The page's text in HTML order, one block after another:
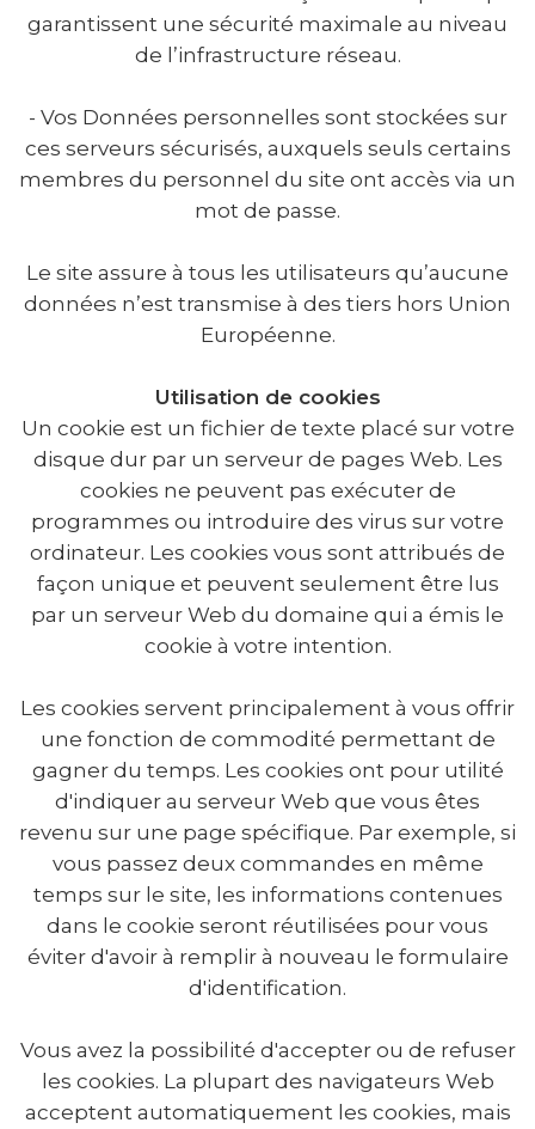
garantissent une sécurité maximale au niveau
de l’infrastructure réseau.
- Vos Données personnelles sont stockées sur
ces serveurs sécurisés, auxquels seuls certains
membres du personnel du site ont accès via un
mot de passe.
Le site assure à tous les utilisateurs qu’aucune
données n’est transmise à des tiers hors Union
Européenne.
Utilisation de cookies
Un cookie est un fichier de texte placé sur votre
disque dur par un serveur de pages Web. Les
cookies ne peuvent pas exécuter de
programmes ou introduire des virus sur votre
ordinateur. Les cookies vous sont attribués de
façon unique et peuvent seulement être lus
par un serveur Web du domaine qui a émis le
cookie à votre intention.
Les cookies servent principalement à vous offrir
une fonction de commodité permettant de
gagner du temps. Les cookies ont pour utilité
d'indiquer au serveur Web que vous êtes
revenu sur une page spécifique. Par exemple, si
vous passez deux commandes en même
temps sur le site, les informations contenues
dans le cookie seront réutilisées pour vous
éviter d'avoir à remplir à nouveau le formulaire
d'identification.
Vous avez la possibilité d'accepter ou de refuser
les cookies. La plupart des navigateurs Web
acceptent automatiquement les cookies, mais